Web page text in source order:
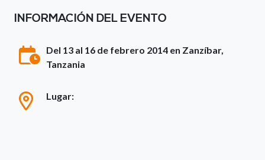
INFORMACIÓN DEL EVENTO
Del 13 al 16 de febrero 2014 en Zanzíbar,
Tanzania
Lugar: